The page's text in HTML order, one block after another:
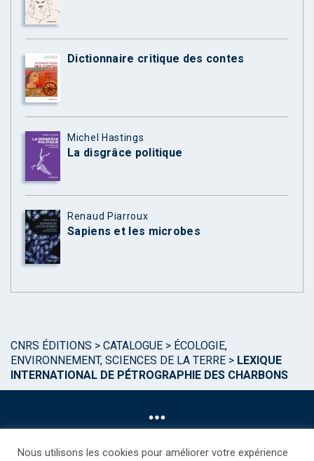
Dictionnaire critique des contes
Michel Hastings
La disgrâce politique
Renaud Piarroux
Sapiens et les microbes
CNRS ÉDITIONS > CATALOGUE > ÉCOLOGIE,
ENVIRONNEMENT, SCIENCES DE LA TERRE > LEXIQUE
INTERNATIONAL DE PÉTROGRAPHIE DES CHARBONS
Nous utilisons les cookies pour améliorer votre expérience